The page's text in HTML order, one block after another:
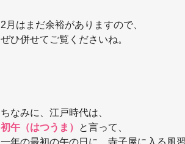
2月はまだ余裕がありますので、
ぜひ併せてご覧くださいね。
ちなみに、江戸時代は、
初午（はつうま）
と言って、
一年の最初の午の日に、寺子屋に入る風